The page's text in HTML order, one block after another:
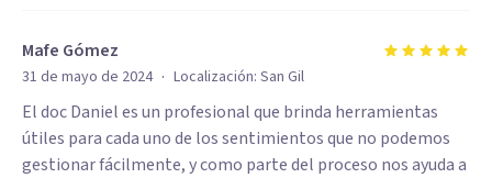
Mafe Gómez
31 de mayo de 2024 · Localización: San Gil
El doc Daniel es un profesional que brinda herramientas
útiles para cada uno de los sentimientos que no podemos
gestionar fácilmente, y como parte del proceso nos ayuda a